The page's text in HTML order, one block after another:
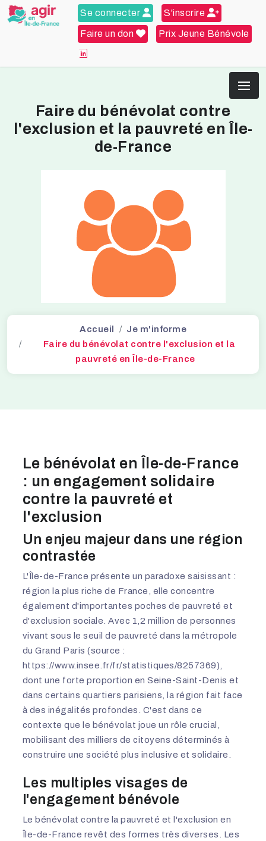
Se connecter S'inscrire
Faire un don Prix Jeune Bénévole
Faire du bénévolat contre
l'exclusion et la pauvreté en Île-
de-France
Accueil
Je m'informe
Faire du bénévolat contre l'exclusion et la
pauvreté en Île-de-France
Le bénévolat en Île-de-France
: un engagement solidaire
contre la pauvreté et
l'exclusion
Un enjeu majeur dans une région
contrastée
L'Île-de-France présente un paradoxe saisissant :
région la plus riche de France, elle concentre
également d'importantes poches de pauvreté et
d'exclusion sociale. Avec 1,2 million de personnes
vivant sous le seuil de pauvreté dans la métropole
du Grand Paris (source :
https://www.insee.fr/fr/statistiques/8257369),
dont une forte proportion en Seine-Saint-Denis et
dans certains quartiers parisiens, la région fait face
à des inégalités profondes. C'est dans ce
contexte que le bénévolat joue un rôle crucial,
mobilisant des milliers de citoyens déterminés à
construire une société plus inclusive et solidaire.
Les multiples visages de
l'engagement bénévole
Le bénévolat contre la pauvreté et l'exclusion en
Île-de-France revêt des formes très diverses. Les